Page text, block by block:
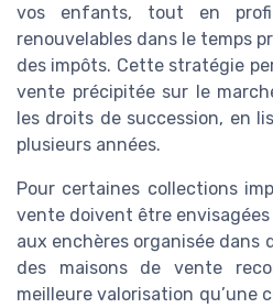
vos enfants, tout en
renouvelables dans le temps
des impôts. Cette stratégie
vente précipitée sur le
les droits de succession, en
plusieurs années.
Pour certaines collections
vente doivent être
aux enchères organisée dans
des maisons de vente
meilleure valorisation qu’une